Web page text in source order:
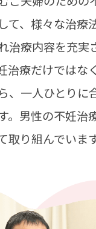
て、様々な治療
治療内容を充実
治療だけではな
、一人ひとりに
男性の不妊治
取り組んでいます